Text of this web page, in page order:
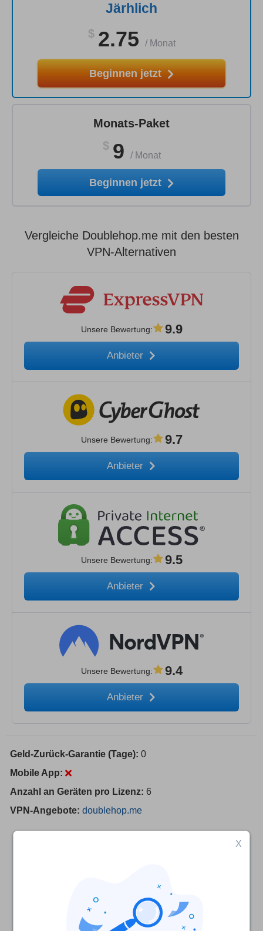
Järhlich
$ 2.75 / Monat
Beginnen jetzt
Monats-Paket
$ 9 / Monat
Beginnen jetzt
Vergleiche Doublehop.me mit den besten
VPN-Alternativen
Unsere Bewertung: 9.9
Anbieter
Unsere Bewertung: 9.7
Anbieter
Unsere Bewertung: 9.5
Anbieter
Unsere Bewertung: 9.4
Anbieter
Geld-Zurück-Garantie (Tage): 0
Mobile App:
Anzahl an Geräten pro Lizenz: 6
VPN-Angebote: doublehop.me
Partnerprovisionen mit den Anbietern. Einige
Anbieter gehören zu unserer Muttergesellschaft.
Mehr erfahren
X